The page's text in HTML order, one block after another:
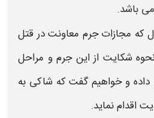
باشد.
که مجازات جرم معاونت در قتل
حوه شکایت از این جرمو مراحل
داده و خواهیم گفت که شاکی به
اقدام نماید.